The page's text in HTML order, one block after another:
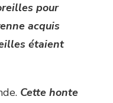
pour
acquis
étaient
Cette honte